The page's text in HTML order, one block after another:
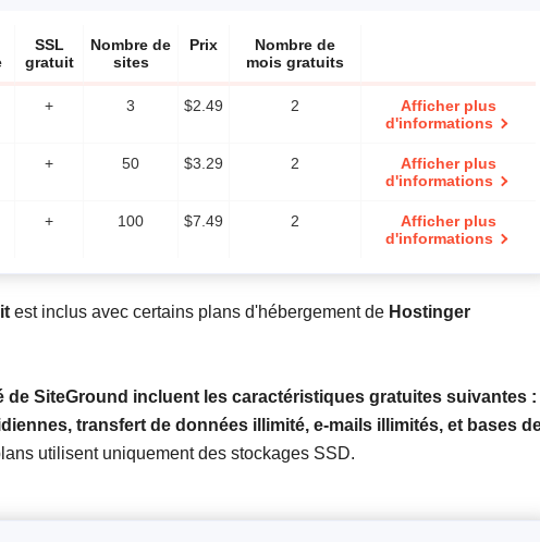
SSL
gratuit
Nombre de
sites
Prix
Nombre de
mois gratuits
+ 3 $2.49 2
Afficher plus
d'informations
+ 50 $3.29 2
Afficher plus
d'informations
+ 100 $7.49 2
Afficher plus
d'informations
est inclus avec certains plans d'hébergement de Hostinger
de SiteGround incluent les caractéristiques gratuites suivantes :
transfert de données illimité, e-mails illimités, et bases
utilisent uniquement des stockages SSD.